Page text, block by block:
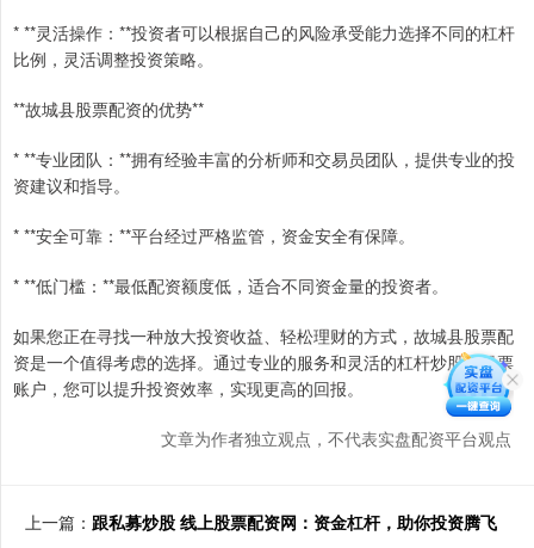
* **灵活操作：**投资者可以根据自己的风险承受能力选择不同的杠杆
比例，灵活调整投资策略。
**故城县股票配资的优势**
* **专业团队：**拥有经验丰富的分析师和交易员团队，提供专业的投
资建议和指导。
* **安全可靠：**平台经过严格监管，资金安全有保障。
* **低门槛：**最低配资额度低，适合不同资金量的投资者。
如果您正在寻找一种放大投资收益、轻松理财的方式，故城县股票配
资是一个值得考虑的选择。通过专业的服务和灵活的杠杆炒股的股票
账户，您可以提升投资效率，实现更高的回报。
文章为作者独立观点，不代表实盘配资平台观点
上一篇： 跟私募炒股 线上股票配资网：资金杠杆，助你投资腾飞